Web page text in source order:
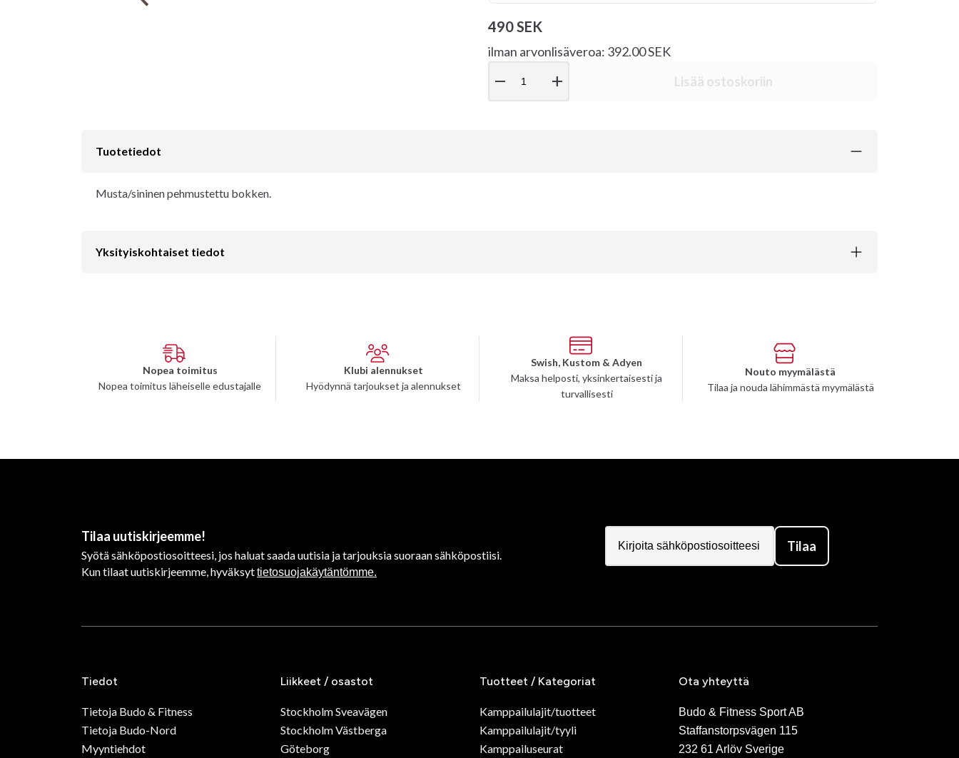
490 SEK
ilman arvonlisäveroa: 392.00 SEK
remove add Lisää ostoskoriin
Tuotetiedot
Musta/sininen pehmustettu bokken.
Yksityiskohtaiset tiedot
Nopea toimitus
Nopea toimitus läheiselle edustajalle
Klubi alennukset
Hyödynnä tarjoukset ja alennukset
Swish, Kustom & Adyen
Maksa helposti, yksinkertaisesti ja
turvallisesti
Nouto myymälästä
Tilaa ja nouda lähimmästä myymälästä
Tilaa uutiskirjeemme!
Syötä sähköpostiosoitteesi, jos haluat saada uutisia ja tarjouksia suoraan sähköpostiisi.
Kun tilaat uutiskirjeemme, hyväksyttietosuojakäytäntömme.
Tilaa
Tiedot
Tietoja Budo & Fitness
Tietoja Budo-Nord
Myyntiehdot
Liikkeet / osastot
Stockholm Sveavägen
Stockholm Västberga
Göteborg
Tuotteet / Kategoriat
Kamppailulajit/tuotteet
Kamppailulajit/tyyli
Kamppailuseurat
Ota yhteyttä
Budo & Fitness Sport AB
Staffanstorpsvägen 115
232 61 Arlöv Sverige